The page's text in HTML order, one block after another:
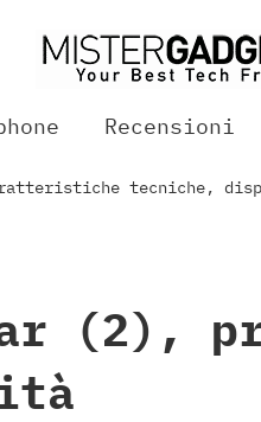
Recensioni
tecniche,
(2),